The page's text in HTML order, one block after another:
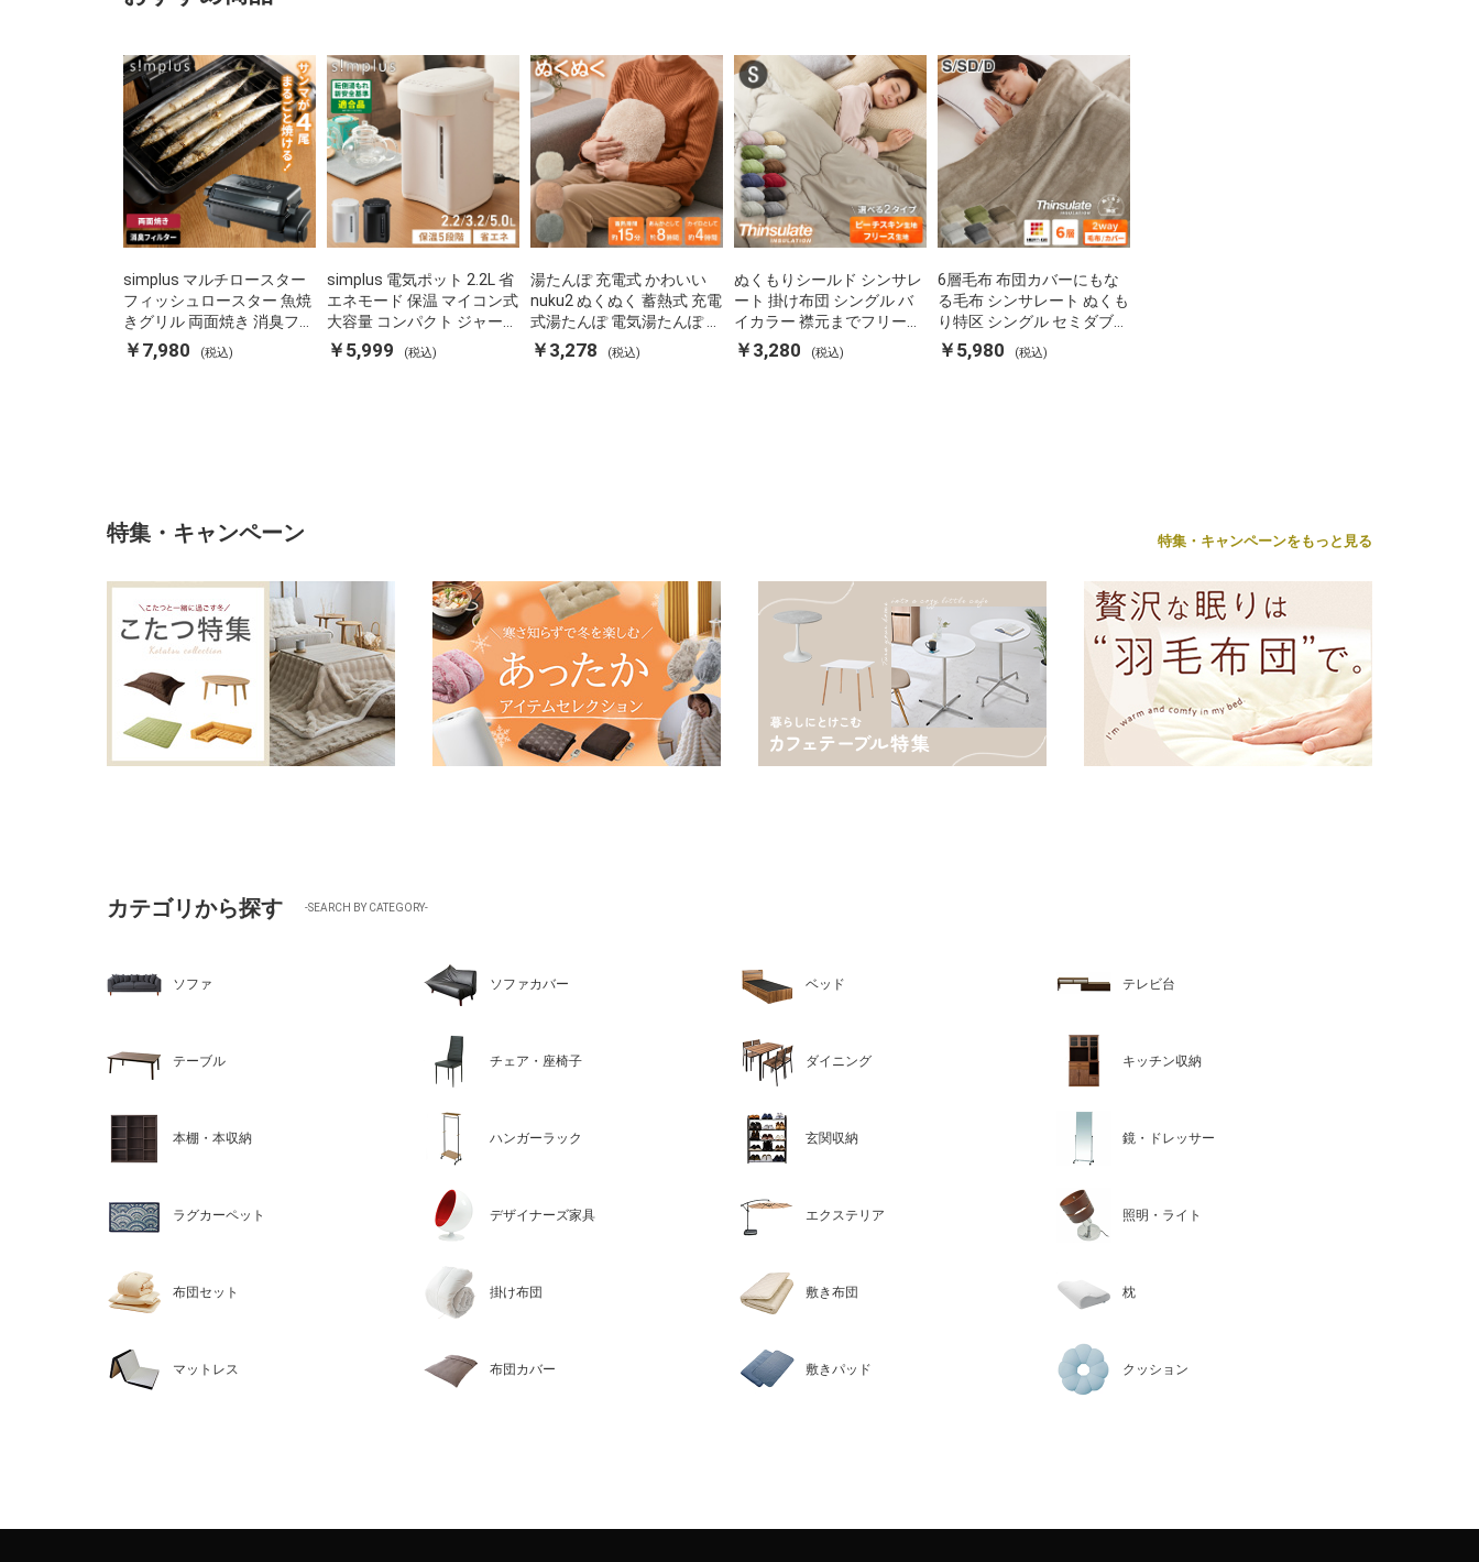
simplus マルチロースター
フィッシュロースター 魚焼
きグリル 両面焼き 消臭フィ
ルター 焼き魚 両面ヒーター
タイマー付き SP-FRS01 マ
￥7,980 (税込)
simplus 電気ポット 2.2L 省
エネモード 保温 マイコン式
大容量 コンパクト ジャーポ
ット ポット カルキ抜き 空
焚き防止 温度調節 軽量 SP-
￥5,999 (税込)
湯たんぽ 充電式 かわいい
nuku2 ぬくぬく 蓄熱式 充電
式湯たんぽ 電気湯たんぽ コ
ードレス湯たんぽ エコ 節電
節約 省エネ 充電式エコ電気
￥3,278 (税込)
ぬくもりシールド シンサレ
ート 掛け布団 シングル バ
イカラー 襟元までフリース
カバーなしで使える 軽い 丸
洗い 断熱 保温 抗菌防臭 洗
￥3,280 (税込)
6層毛布 布団カバーにもな
る毛布 シンサレート ぬくも
り特区 シングル セミダブル
ダブル ブランケット 掛け布
団カバー フランネル 保温
￥5,980 (税込)
特集・キャンペーン 特集・キャンペーンをもっと見る
カテゴリから探す -SEARCH BY CATEGORY-
ソファ ソファカバー ベッド テレビ台
テーブル チェア・座椅子 ダイニング キッチン収納
本棚・本収納 ハンガーラック 玄関収納 鏡・ドレッサー
ラグカーペット デザイナーズ家具 エクステリア 照明・ライト
布団セット 掛け布団 敷き布団 枕
マットレス 布団カバー 敷きパッド クッション